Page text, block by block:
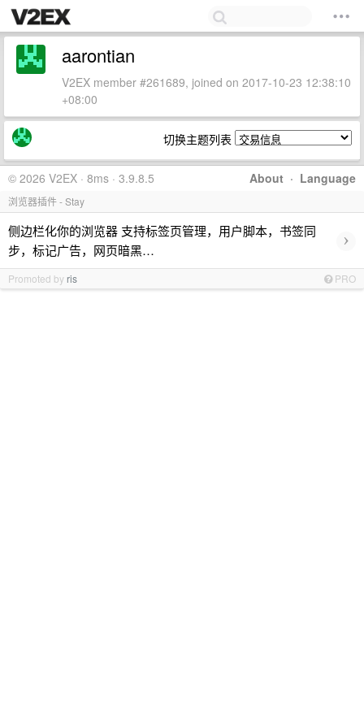
aarontian
V2EX member #261689, joined on 2017-10-23 12:38:10
+08:00
切换主题列表
About · Language
© 2026 V2EX · 8ms · 3.9.8.5
浏览器插件 - Stay
侧边栏化你的浏览器 支持标签页管理，用户脚本，书签同
步，标记广告，网页暗黑…
›
Promoted by ris PRO